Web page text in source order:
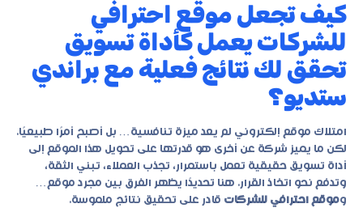
كيف تجعل موقع احترافي
للشركات يعمل كأداة تسويق
تحقق لك نتائج فعلية مع براندي
ستديو؟
امتلاك موقع إلكتروني لم يعد ميزة تنافسية… بل أصبح أمرًا طبيعيًا.
لكن ما يميز شركة عن أخرى هو قدرتها على تحويل هذا الموقع إلى
أداة تسويق حقيقية تعمل باستمرار، تجذب العملاء، تبني الثقة،
وتدفع نحو اتخاذ القرار. هنا تحديدًا يظهر الفرق بين مجرد موقع…
وموقع احترافي للشركات قادر على تحقيق نتائج ملموسة.